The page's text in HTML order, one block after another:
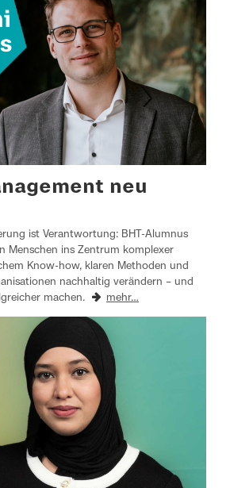
neu
ist Verantwortung: BHT-Alumnus
Menschen ins Zentrum komplexer
Know-how, klaren Methoden und
nachhaltig verändern – und
machen.
mehr…